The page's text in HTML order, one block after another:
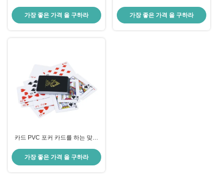
가장 좋은 가격 을 구하라
가장 좋은 가격 을 구하라
카드 PVC 포커 카드를 하는 맞춘
가장 좋은 가격 을 구하라